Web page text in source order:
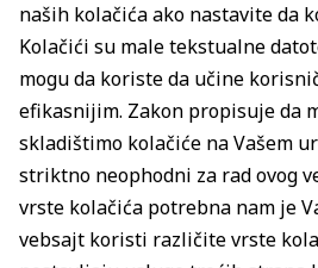
naših kolačića ako nastavite da
Kolačići su male tekstualne
mogu da koriste da učine
efikasnijim. Zakon propisuje da
skladištimo kolačiće na Vašem
striktno neophodni za rad ovog
vrste kolačića potrebna nam je
vebsajt koristi različite vrste